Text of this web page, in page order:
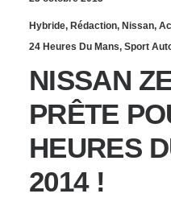
Hybride, Rédaction, Nissan,
24 Heures Du Mans, Sport
NISSAN
PRÊTE
HEURES
2014 !